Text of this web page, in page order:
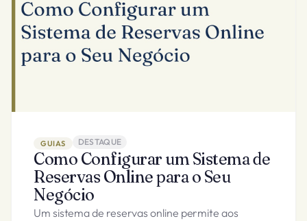
GUIAS DESTAQUE
Como Configurar um Sistema de
Reservas Online para o Seu
Negócio
Um sistema de reservas online permite aos